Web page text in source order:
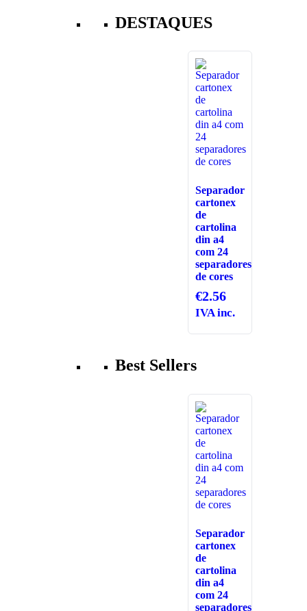
DESTAQUES
Separador
cartonex
de
cartolina
din a4
com 24
separadores
de cores
€2.56
IVA inc.
Best Sellers
Separador
cartonex
de
cartolina
din a4
com 24
separadores